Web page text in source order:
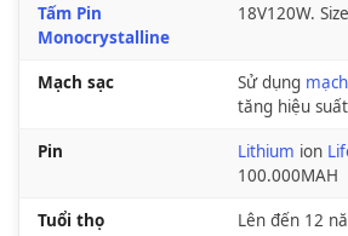
Tấm Pin
Monocrystalline
18V120W.
Mạch sạc Sử dụng
tăng hiệu
Pin Lithium ion
100.000MAH
Tuổi thọ Lên đến 12